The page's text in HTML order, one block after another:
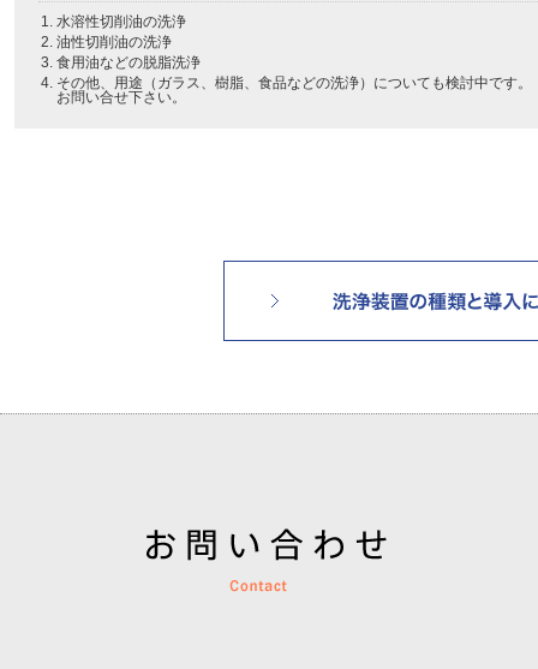
水溶性切削油の洗浄
油性切削油の洗浄
食用油などの脱脂洗浄
その他、用途（ガラス、樹脂、食品などの洗浄）についても検討中です。
お問い合せ下さい。